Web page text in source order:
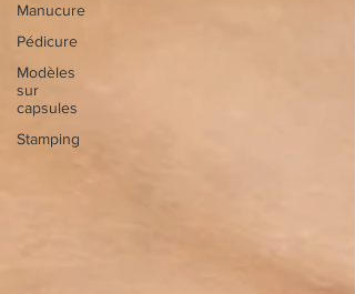
Manucure
Pédicure
Modèles
sur
capsules
Stamping